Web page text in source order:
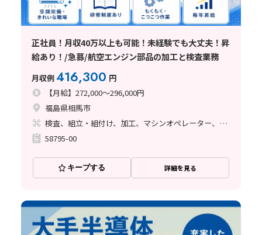
正社員！月収40万以上も可能！未経験でも大丈夫！昇
給あり！/急募/航空エンジン部品の加工と検査業務
月収例416,300 円
【月給】272,000～296,000円
福島県相馬市
検査、組立・組付け、加工、マシンオペレーター、フォークリフト、塗装、バリ取り
58795-00
キープする 詳細を見る